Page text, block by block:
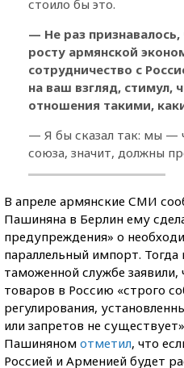
стоило бы это.
— Не раз
росту армянской
сотрудничество с
на ваш взгляд, стимул,
отношения такими,
— Я бы сказал так: мы —
союза, значит, должны
В апреле армянские СМИ
Пашиняна в Берлин ему
предупреждения» о
параллельный импорт. Тогда
таможенной службе
товаров в Россию «строго
регулирования,
или запретов не
Пашиняном отметил, что
Россией и Арменией будет